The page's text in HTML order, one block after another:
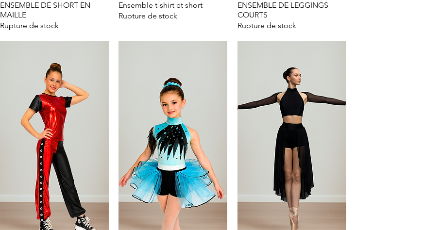
Aperçu rapide
ENSEMBLE DE SHORT EN
MAILLE
Rupture de stock
Aperçu rapide
Ensemble t-shirt et short
Rupture de stock
Aperçu rapide
ENSEMBLE DE LEGGINGS
COURTS
Rupture de stock